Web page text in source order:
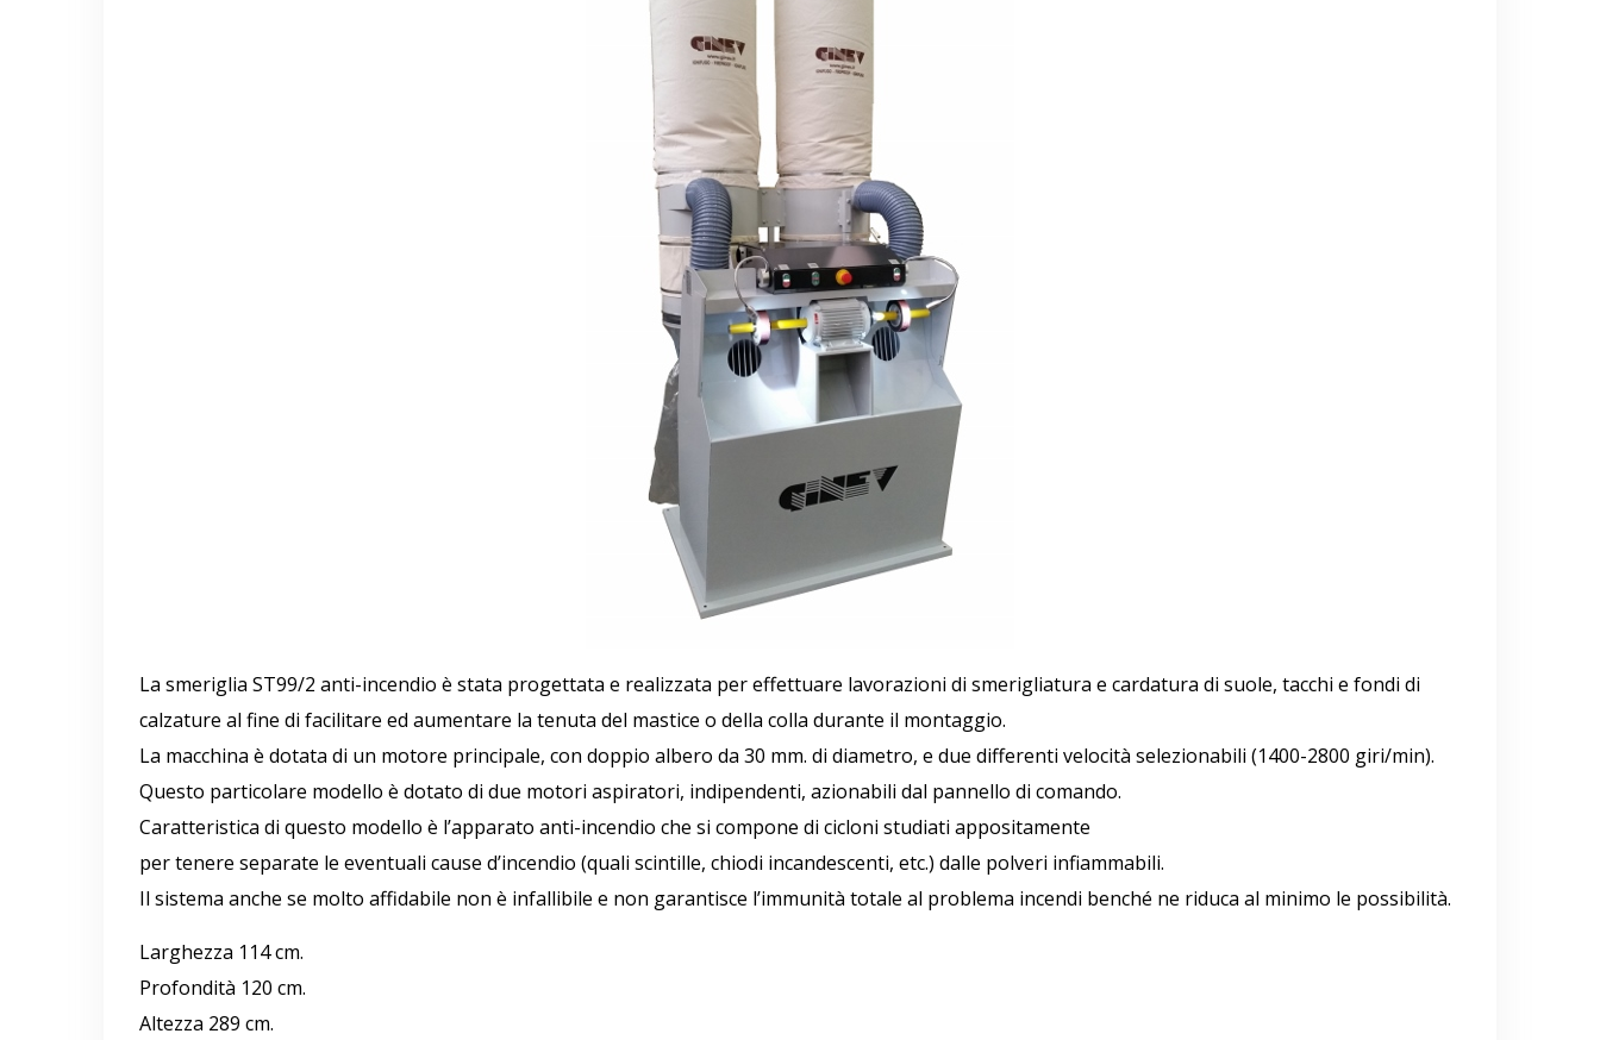
La smeriglia ST99/2 anti-incendio è stata progettata e realizzata per effettuare lavorazioni di smerigliatura e cardatura di suole, tacchi e fondi di
calzature al fine di facilitare ed aumentare la tenuta del mastice o della colla durante il montaggio.
La macchina è dotata di un motore principale, con doppio albero da 30 mm. di diametro, e due differenti velocità selezionabili (1400-2800 giri/min).
Questo particolare modello è dotato di due motori aspiratori, indipendenti, azionabili dal pannello di comando.
Caratteristica di questo modello è l’apparato anti-incendio che si compone di cicloni studiati appositamente
per tenere separate le eventuali cause d’incendio (quali scintille, chiodi incandescenti, etc.) dalle polveri infiammabili.
Il sistema anche se molto affidabile non è infallibile e non garantisce l’immunità totale al problema incendi benché ne riduca al minimo le possibilità.
Larghezza 114 cm.
Profondità 120 cm.
Altezza 289 cm.